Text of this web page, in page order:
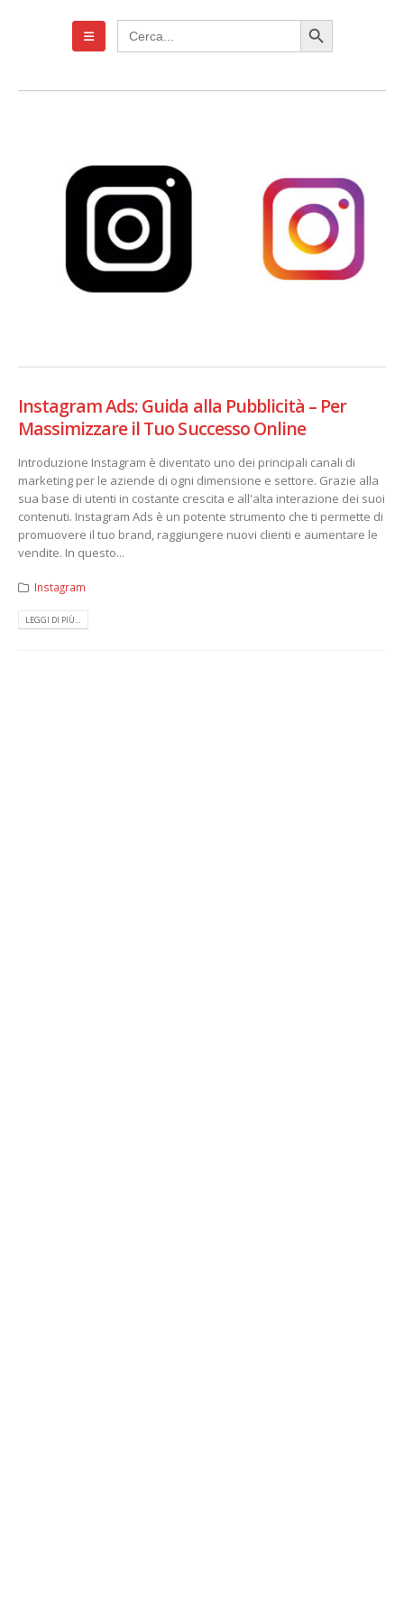
Search
for:
Search Button
Instagram Ads: Guida alla Pubblicità – Per
Massimizzare il Tuo Successo Online
Introduzione Instagram è diventato uno dei principali canali di
marketing per le aziende di ogni dimensione e settore. Grazie alla
sua base di utenti in costante crescita e all'alta interazione dei suoi
contenuti. Instagram Ads è un potente strumento che ti permette di
promuovere il tuo brand, raggiungere nuovi clienti e aumentare le
vendite. In questo...
Instagram
LEGGI DI PIÙ...